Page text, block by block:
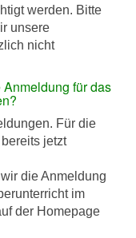
werden. Bitte
unsere
nicht
für das
Für die
jetzt
die Anmeldung
im
der Homepage